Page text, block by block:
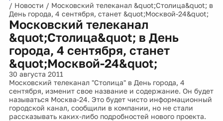
/ Новости / Московский телеканал &quot;Столица&quot; в
День города, 4 сентября, станет &quot;Москвой-24&quot;
Московский телеканал
&quot;Столица&quot; в День
города, 4 сентября, станет
&quot;Москвой-24&quot;
30 августа 2011
Московский телеканал "Столица" в День города, 4
сентября, изменит свое название и содержание. Он будет
называться Москва-24. Это будет чисто информационный
городской канал, сообщили в компании, но не стали
рассказывать каких-либо подробностей нового проекта.